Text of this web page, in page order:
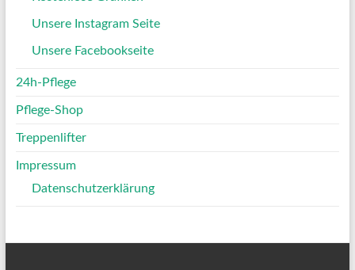
Unsere Instagram Seite
Unsere Facebookseite
24h-Pflege
Pflege-Shop
Treppenlifter
Impressum
Datenschutzerklärung